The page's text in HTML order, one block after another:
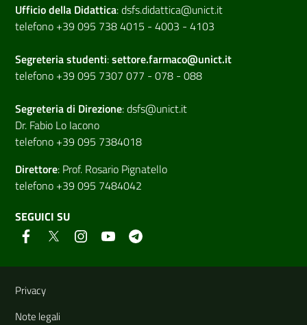
Ufficio della Didattica:dsfs.didattica@unict.it
telefono +39 095 738 4015 - 4003 - 4103
Segreteria studenti:settore.farmaco@unict.it
telefono +39 095 7307 077 - 078 - 088
Segreteria di Direzione:dsfs@unict.it
Dr. Fabio Lo Iacono
telefono +39 095 7384018
Direttore: Prof. Rosario Pignatello
telefono +39 095 7484042
SEGUICI SU
Link e informazioni utili
Privacy
Note legali